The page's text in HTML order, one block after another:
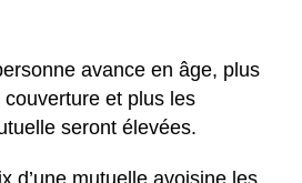
avance en âge, plus
et plus les
seront élevées.
d’une mutuelle avoisine les